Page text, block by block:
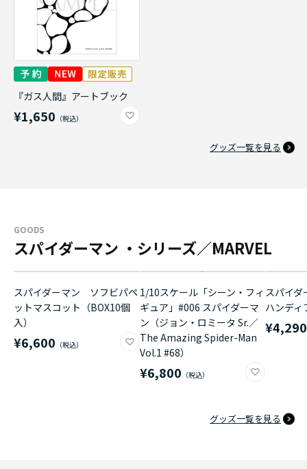
『ガス人間』アートブック
¥1,650
グッズ一覧を見る
GOODS
スパイダーマン ・シリーズ／MARVEL
スパイダーマン ソフビパペ
ットマスコット（BOX10個
入）
¥6,600
1/10スケール「シーン・フィ
ギュア」#006 スパイダーマ
ン（ジョン・ロミータ Sr.／
The Amazing Spider-Man
Vol.1 #68）
¥6,800
スパイ
ハンディ
¥4,290
グッズ一覧を見る